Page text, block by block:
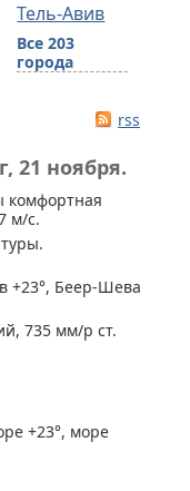
Тель-Авив
Все 203
города
rss
21 ноября.
комфортная
м/с.
+23°, Беер-Шева
735 мм/р ст.
+23°, море